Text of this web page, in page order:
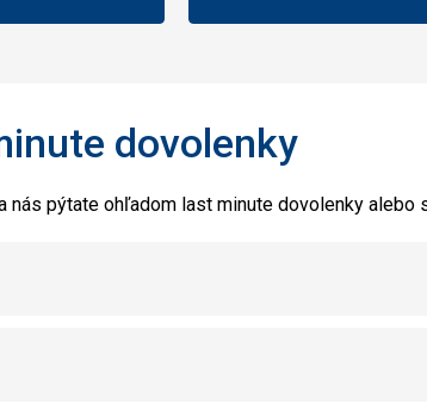
dovolenky
pýtate ohľadom last minute dovolenky alebo